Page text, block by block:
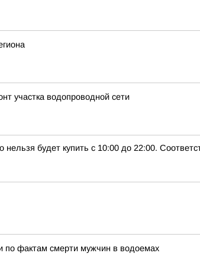
участка водопроводной сети
будет купить с 10:00 до 22:00.
по фактам смерти мужчин в водоемах